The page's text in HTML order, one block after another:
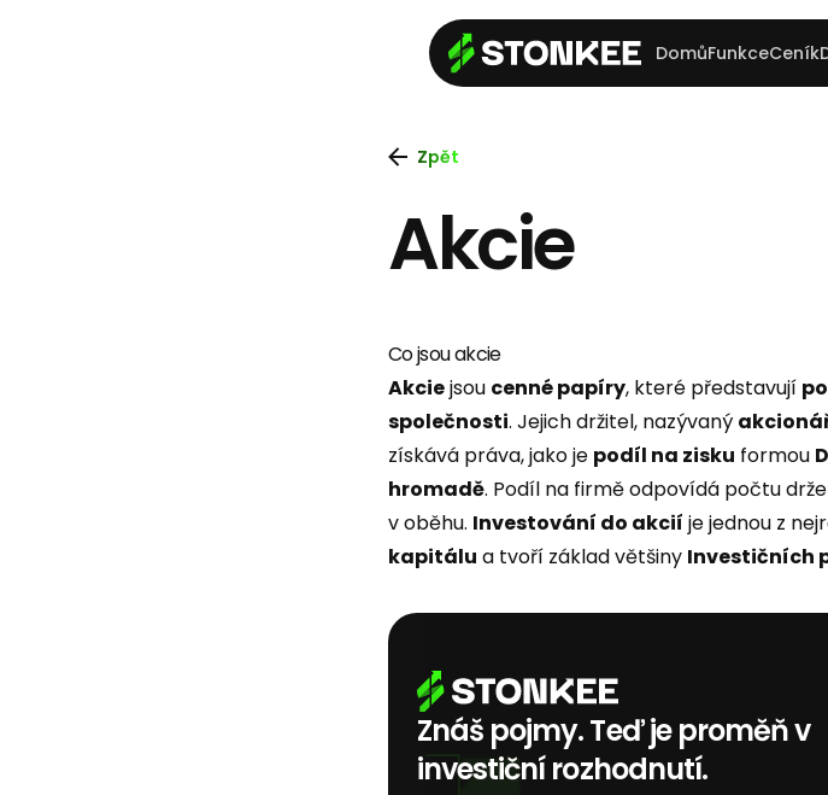
DomůFunkceCeník
Zpět
Akcie
Co jsou akcie
Akciejsou cenné papíry, které představují
společnosti. Jejich držitel, nazývaný
získává práva, jako je podíl na zisku formou
hromadě. Podíl na firmě odpovídá počtu
v oběhu. Investování do akcií je jednou z
kapitálu a tvoří základ většiny Investičních
Znáš pojmy. Teď je proměň v
investiční rozhodnutí.